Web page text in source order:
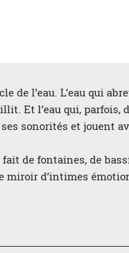
l’eau. L’eau qui
Et l’eau qui,
sonorités et jouent
de fontaines, de
d’intimes